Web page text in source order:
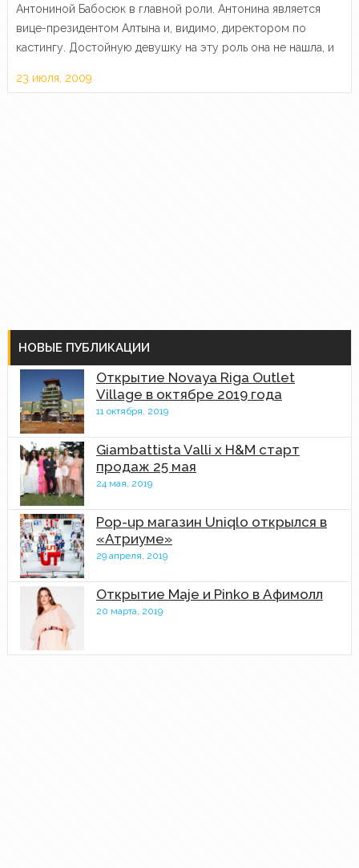
Антониной Бабосюк в главной роли. Антонина является
вице-президентом Алтына и, видимо, директором по
кастингу. Достойную девушку на эту роль она не нашла, и
без…
23 июля, 2009
НОВЫЕ ПУБЛИКАЦИИ
Открытие Novaya Riga Outlet
Village в октябре 2019 года
11 октября, 2019
Giambattista Valli x H&M старт
продаж 25 мая
24 мая, 2019
Pop-up магазин Uniqlo открылся в
«Атриуме»
29 апреля, 2019
Открытие Maje и Pinko в Афимолл
20 марта, 2019